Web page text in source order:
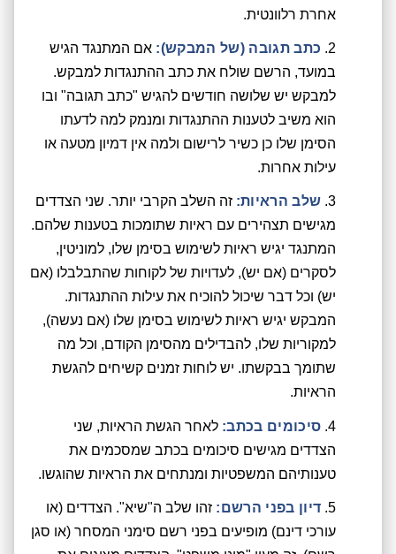
אחרת רלוונטית.
כתב תגובה (של המבקש): אם המתנגד הגיש
במועד, הרשם שולח את כתב ההתנגדות למבקש.
למבקש יש שלושה חודשים להגיש "כתב תגובה" ובו
הוא משיב לטענות ההתנגדות ומנמק למה לדעתו
הסימן שלו כן כשיר לרישום ולמה אין דמיון מטעה או
עילות אחרות.
שלב הראיות: זה השלב הקרבי יותר. שני הצדדים
מגישים תצהירים עם ראיות שתומכות בטענות שלהם.
המתנגד יגיש ראיות לשימוש בסימן שלו, למוניטין,
לסקרים (אם יש), לעדויות של לקוחות שהתבלבלו (אם
יש) וכל דבר שיכול להוכיח את עילות ההתנגדות.
המבקש יגיש ראיות לשימוש בסימן שלו (אם נעשה),
למקוריות שלו, להבדילים מהסימן הקודם, וכל מה
שתומך בבקשתו. יש לוחות זמנים קשיחים להגשת
הראיות.
סיכומים בכתב: לאחר הגשת הראיות, שני
הצדדים מגישים סיכומים בכתב שמסכמים את
טענותיהם המשפטיות ומנתחים את הראיות שהוגשו.
דיון בפני הרשם: זהו שלב ה"שיא". הצדדים (או
עורכי דינם) מופיעים בפני רשם סימני המסחר (או סגן